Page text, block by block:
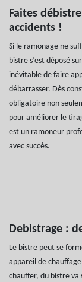
Faites
accidents !
Si le ramonage ne
bistre s’est déposé
inévitable de faire
débarrasser. Dès
obligatoire non
pour améliorer le
est un ramoneur
avec succès.
Debistrage :
Le bistre peut se
appareil de chauffage
chauffer, du bistre va